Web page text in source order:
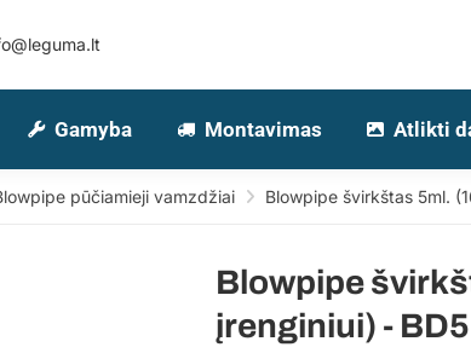
Gamyba Montavimas Atlikti
pūčiamieji vamzdžiai Blowpipe švirkštas 5ml.
Blowpipe
įrenginiui) - BD5